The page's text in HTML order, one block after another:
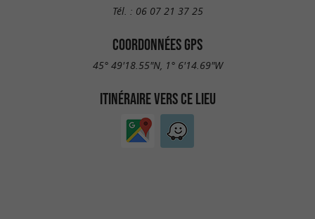
Tél. : 06 07 21 37 25
COORDONNÉES GPS
45° 49'18.55"N, 1° 6'14.69"W
ITINÉRAIRE VERS CE LIEU